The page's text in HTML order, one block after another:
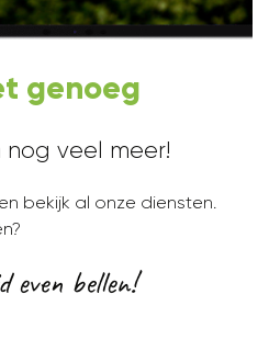
genoeg
nog veel meer!
bekijk al onze diensten.
even bellen!